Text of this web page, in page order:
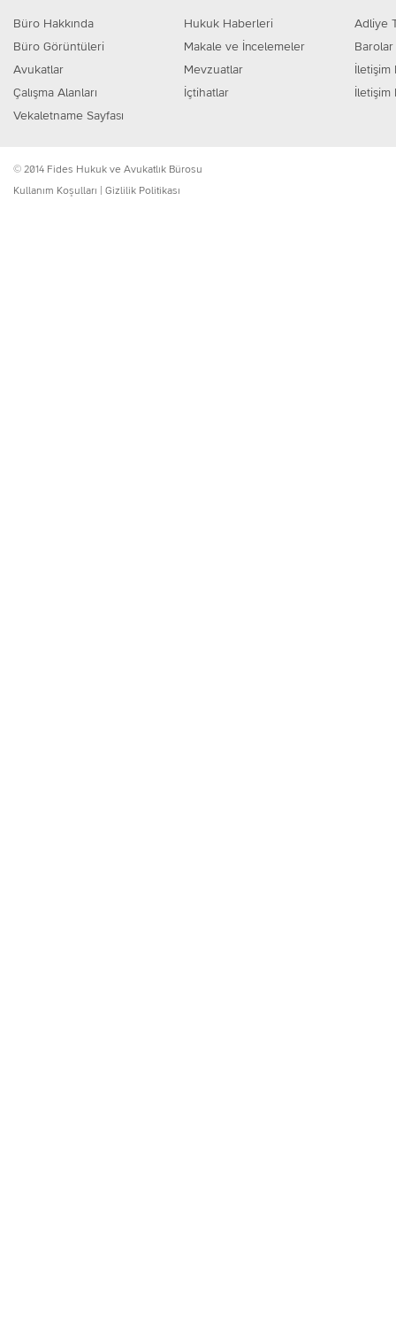
Büro Hakkında
Büro Görüntüleri
Avukatlar
Çalışma Alanları
Vekaletname Sayfası
Hukuk Haberleri
Makale ve İncelemeler
Mevzuatlar
İçtihatlar
Adliye
İletişim
© 2014 Fides Hukuk ve Avukatlık Bürosu
Kullanım Koşulları
Gizlilik Politikası